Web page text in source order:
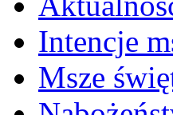
Intencje
Msze